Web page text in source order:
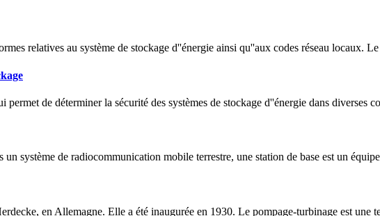
relatives au système de stockage d''énergie ainsi qu''aux codes réseau locaux.
de déterminer la sécurité des systèmes de stockage d''énergie dans diverses
système de radiocommunication mobile terrestre, une station de base est un
en Allemagne. Elle a été inaugurée en 1930. Le pompage-turbinage est une